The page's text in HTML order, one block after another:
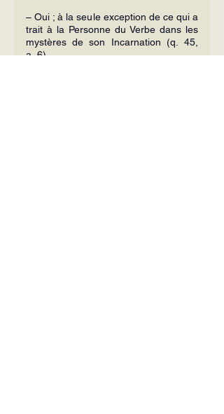
– Oui ; à la seule exception de ce qui a
trait à la Personne du Verbe dans les
mystères de son Incarnation (q. 45,
a. 6).